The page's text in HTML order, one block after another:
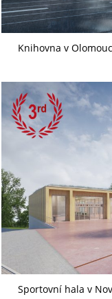
Knihovna v
Sportovní hala v